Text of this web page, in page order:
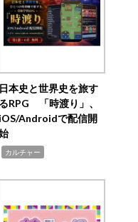
日本史と世界史を旅す
るRPG 「時渡り」、
iOS/Androidで配信開
カルチャー